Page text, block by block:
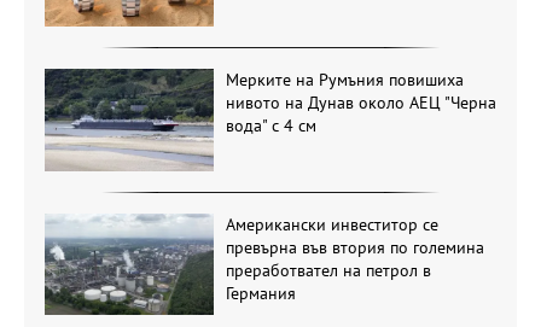
Мерките на Румъния повишиха
нивото на Дунав около АЕЦ "Черна
вода" с 4 см
Американски инвеститор се
превърна във втория по големина
преработвател на петрол в
Германия